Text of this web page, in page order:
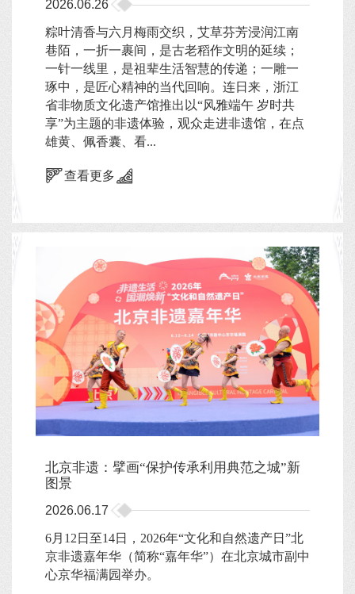
2026.06.26
粽叶清香与六月梅雨交织，艾草芬芳浸润江南
巷陌，一折一裹间，是古老稻作文明的延续；
一针一线里，是祖辈生活智慧的传递；一雕一
琢中，是匠心精神的当代回响。连日来，浙江
省非物质文化遗产馆推出以“风雅端午 岁时共
享”为主题的非遗体验，观众走进非遗馆，在点
雄黄、佩香囊、看...
查看更多
北京非遗：擘画“保护传承利用典范之城”新
图景
2026.06.17
6月12日至14日，2026年“文化和自然遗产日”北
京非遗嘉年华（简称“嘉年华”）在北京城市副中
心京华福满园举办。